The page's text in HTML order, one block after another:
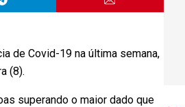
de Covid-19 na última semana,
(8).
superando o maior dado que